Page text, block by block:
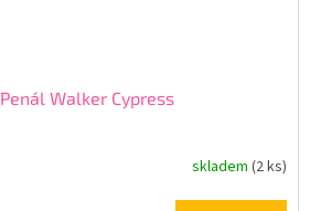
Penál Walker Cypress
skladem (2 ks)